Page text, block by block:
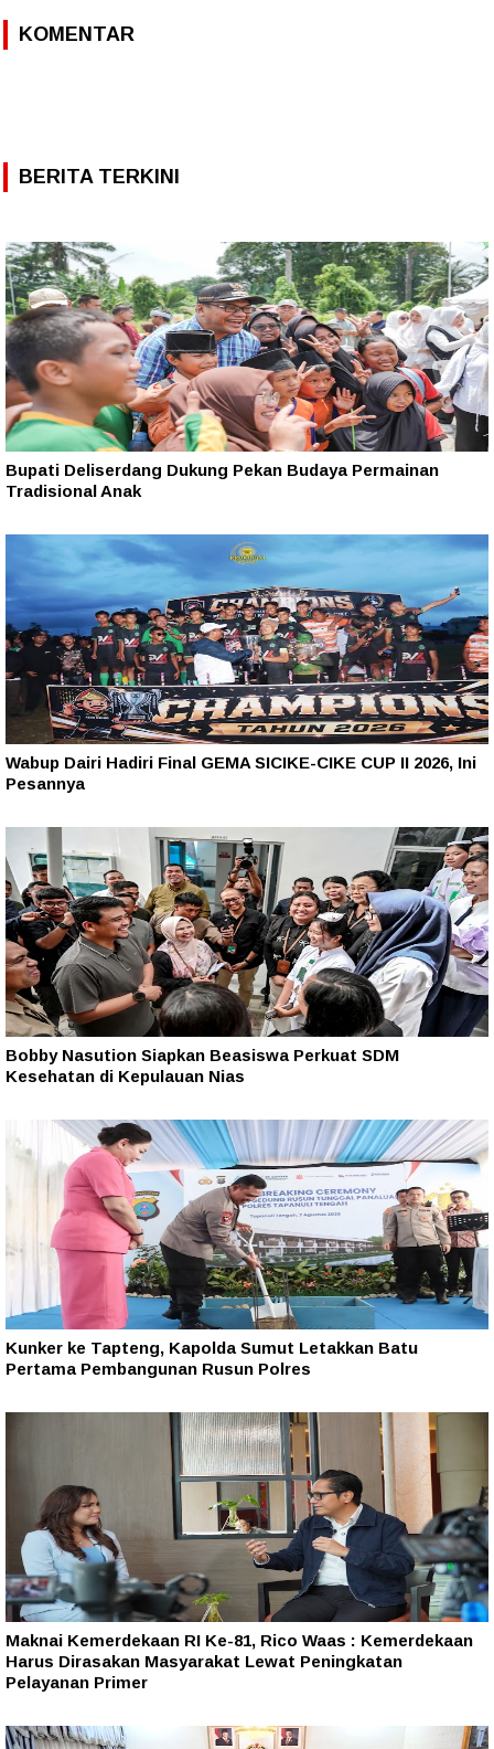
KOMENTAR
BERITA TERKINI
Bupati Deliserdang Dukung Pekan Budaya Permainan
Tradisional Anak
Wabup Dairi Hadiri Final GEMA SICIKE-CIKE CUP II 2026, Ini
Pesannya
Bobby Nasution Siapkan Beasiswa Perkuat SDM
Kesehatan di Kepulauan Nias
Kunker ke Tapteng, Kapolda Sumut Letakkan Batu
Pertama Pembangunan Rusun Polres
Maknai Kemerdekaan RI Ke-81, Rico Waas : Kemerdekaan
Harus Dirasakan Masyarakat Lewat Peningkatan
Pelayanan Primer